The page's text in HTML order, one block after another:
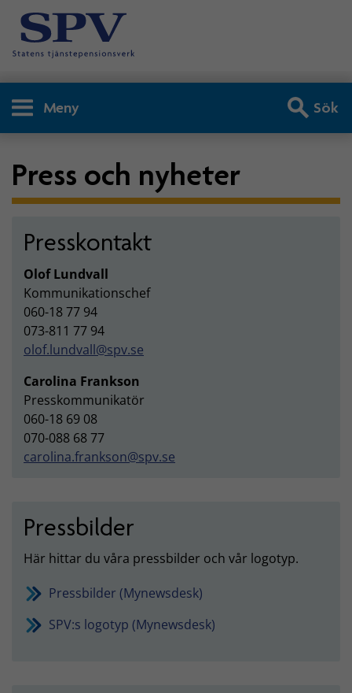
Meny Sök
Press och nyheter
Presskontakt
Olof Lundvall
Kommunikationschef
060-18 77 94
073-811 77 94
olof.lundvall@spv.se
Carolina Frankson
Presskommunikatör
060-18 69 08
070-088 68 77
carolina.frankson@spv.se
Pressbilder
Här hittar du våra pressbilder och vår logotyp.
Pressbilder (Mynewsdesk)
SPV:s logotyp (Mynewsdesk)